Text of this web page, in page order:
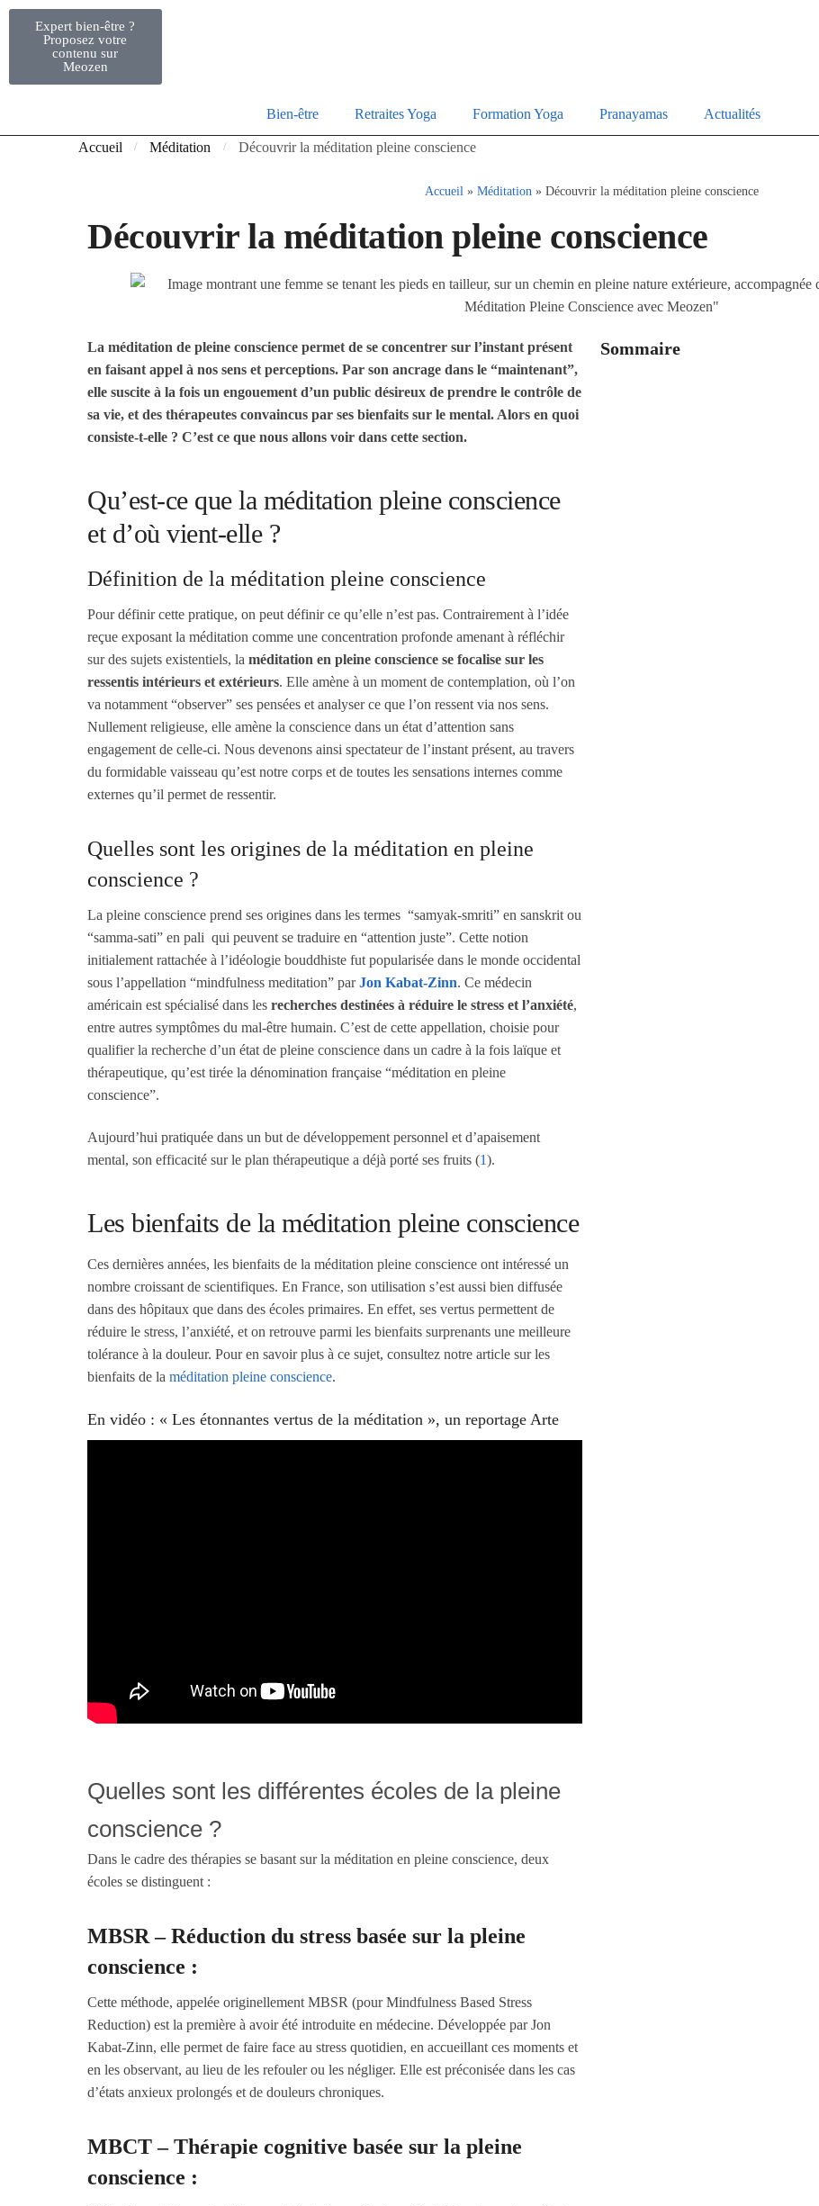
Expert bien-être ?
Proposez votre
contenu sur
Meozen
Bien-être Retraites Yoga Formation Yoga Pranayamas Actualités
Accueil / Méditation / Découvrir la méditation pleine conscience
Accueil » Méditation » Découvrir la méditation pleine conscience
Découvrir la méditation pleine conscience
La méditation de pleine conscience permet de se concentrer sur l’instant présent
en faisant appel à nos sens et perceptions. Par son ancrage dans le “maintenant”,
elle suscite à la fois un engouement d’un public désireux de prendre le contrôle de
sa vie, et des thérapeutes convaincus par ses bienfaits sur le mental. Alors en quoi
consiste-t-elle ? C’est ce que nous allons voir dans cette section.
Qu’est-ce que la méditation pleine conscience
et d’où vient-elle ?
Définition de la méditation pleine conscience
Pour définir cette pratique, on peut définir ce qu’elle n’est pas. Contrairement à l’idée
reçue exposant la méditation comme une concentration profonde amenant à réfléchir
sur des sujets existentiels, la méditation en pleine conscience se focalise sur les
ressentis intérieurs et extérieurs. Elle amène à un moment de contemplation, où l’on
va notamment “observer” ses pensées et analyser ce que l’on ressent via nos sens.
Nullement religieuse, elle amène la conscience dans un état d’attention sans
engagement de celle-ci. Nous devenons ainsi spectateur de l’instant présent, au travers
du formidable vaisseau qu’est notre corps et de toutes les sensations internes comme
externes qu’il permet de ressentir.
Quelles sont les origines de la méditation en pleine
conscience ?
La pleine conscience prend ses origines dans les termes “samyak-smriti” en sanskrit ou
“samma-sati” en pali qui peuvent se traduire en “attention juste”. Cette notion
initialement rattachée à l’idéologie bouddhiste fut popularisée dans le monde occidental
sous l’appellation “mindfulness meditation” parJon Kabat-Zinn. Ce médecin
américain est spécialisé dans les recherches destinées à réduire le stress et l’anxiété,
entre autres symptômes du mal-être humain. C’est de cette appellation, choisie pour
qualifier la recherche d’un état de pleine conscience dans un cadre à la fois laïque et
thérapeutique, qu’est tirée la dénomination française “méditation en pleine
conscience”.
Aujourd’hui pratiquée dans un but de développement personnel et d’apaisement
mental, son efficacité sur le plan thérapeutique a déjà porté ses fruits (1).
Les bienfaits de la méditation pleine conscience
Ces dernières années, les bienfaits de la méditation pleine conscience ont intéressé un
nombre croissant de scientifiques. En France, son utilisation s’est aussi bien diffusée
dans des hôpitaux que dans des écoles primaires. En effet, ses vertus permettent de
réduire le stress, l’anxiété, et on retrouve parmi les bienfaits surprenants une meilleure
tolérance à la douleur. Pour en savoir plus à ce sujet, consultez notre article sur les
bienfaits de la méditation pleine conscience.
En vidéo : « Les étonnantes vertus de la méditation », un reportage Arte
Quelles sont les différentes écoles de la pleine
conscience ?
Dans le cadre des thérapies se basant sur la méditation en pleine conscience, deux
écoles se distinguent :
MBSR – Réduction du stress basée sur la pleine
conscience :
Cette méthode, appelée originellement MBSR (pour Mindfulness Based Stress
Reduction) est la première à avoir été introduite en médecine. Développée par Jon
Kabat-Zinn, elle permet de faire face au stress quotidien, en accueillant ces moments et
en les observant, au lieu de les refouler ou les négliger. Elle est préconisée dans les cas
d’états anxieux prolongés et de douleurs chroniques.
MBCT – Thérapie cognitive basée sur la pleine
conscience :
Sommaire